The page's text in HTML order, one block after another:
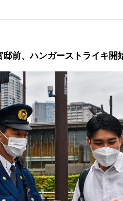
前、ハンガーストライキ開